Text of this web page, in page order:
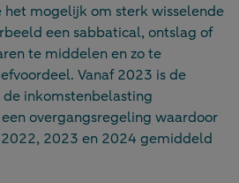
mogelijk om sterk wisselende
een sabbatical, ontslag of
te middelen en zo te
Vanaf 2023 is de
inkomstenbelasting
overgangsregeling waardoor
2023 en 2024 gemiddeld